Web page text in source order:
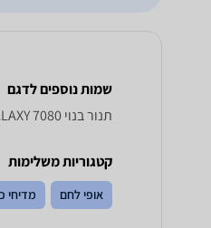
שמות נוספים לדגם
‏תנור בנוי Sauter GALAXY 7080 סאוטר, גלקסי 7080 סאוטר , סאוטר גלקסי 7080
קטגוריות משלימות
אופי לחם מדיחי